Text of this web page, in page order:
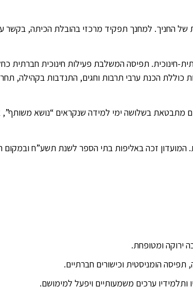
החניך. למחנך תפקיד מרכזי בהובלת הכיתה, בקשר
חינוכית. תפיסה המשלבת פעילות חינוכית חברתית
כוללת הכנת ערבי תרבות וחגים, התנדבות בקהילה,
מתבטאת בשלושה ימי למידה שנקראים “נושא משותף”,
המועדון זכה באליפות בתי הספר לשנת תשע”ח ובמקום
ירוקה ומטופחת.
תפיסה הומניסטית וכישורים חברתיים.
ותלמידיו ערכים משמעותיים ויפעל למימושם.